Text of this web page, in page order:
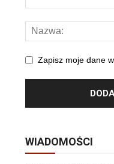
Zapisz moje dane
WIADOMOŚCI